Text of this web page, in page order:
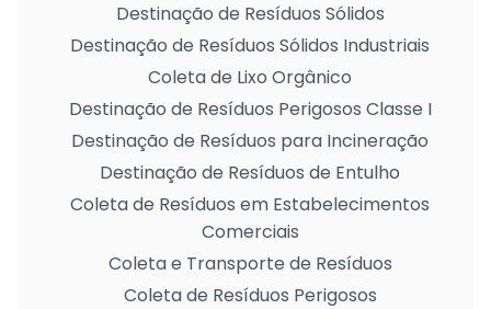
Destinação de Resíduos Sólidos
Destinação de Resíduos Sólidos Industriais
Coleta de Lixo Orgânico
Destinação de Resíduos Perigosos Classe I
Destinação de Resíduos para Incineração
Destinação de Resíduos de Entulho
Coleta de Resíduos em Estabelecimentos
Comerciais
Coleta e Transporte de Resíduos
Coleta de Resíduos Perigosos